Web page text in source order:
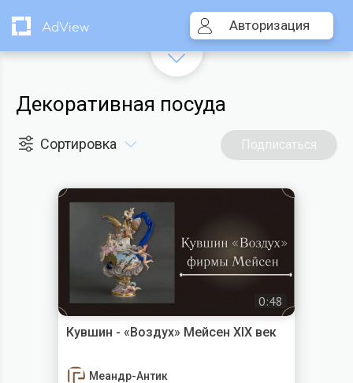
AdView Авторизация
Декоративная посуда
Сортировка Подписаться
0:48
Кувшин - «Воздух» Мейсен XIX век
Меандр-Антик